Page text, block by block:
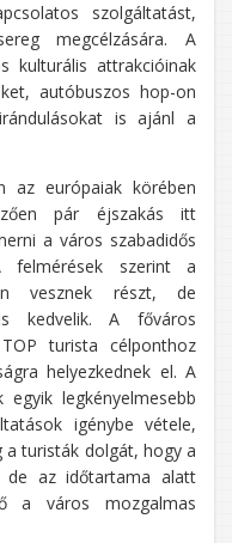
szolgáltatást,
megcélzására. A
kulturális attrakcióinak
autóbuszos hop-on
is ajánl a
az európaiak körében
pár éjszakás itt
a város szabadidős
felmérések szerint a
vesznek részt, de
kedvelik. A főváros
turista célponthoz
helyezkednek el. A
egyik legkényelmesebb
igénybe vétele,
a turisták dolgát, hogy a
de az időtartama alatt
a város mozgalmas